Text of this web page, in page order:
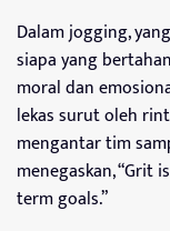
Dalam jogging,
siapa yang
moral dan
lekas surut oleh
mengantar tim
menegaskan, “Grit
term goals.”